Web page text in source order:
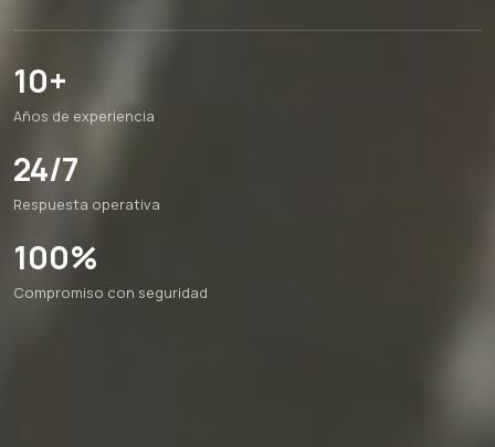
10+
Años de experiencia
24/7
Respuesta operativa
100%
Compromiso con seguridad